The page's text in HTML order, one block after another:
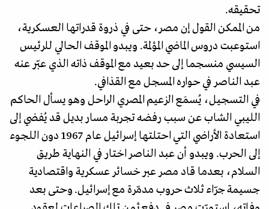
تحقيقه.
من الممكن القول إن مصر، حتى في ذروة قدراتها العسكرية،
استوعبت دروس الماضي المؤلمة. ويبدو الموقف الحالي للرئيس
السيسي منسجما إلى حد بعيد مع الموقف ذاته الذي عبّر عنه
عبد الناصر في حواره المسجل مع القذافي.
في التسجيل، يُسمَع الزعيم المصري الراحل وهو يسأل الحاكم
الليبي الشاب عن سبب رفضه تجربة مسار بديل قد يُفضي إلى
استعادة الأراضي التي احتلتها إسرائيل عام 1967 دون اللجوء
إلى الحرب. ويبدو أن عبد الناصر اختار في النهاية طريق
السلام، بعدما قاد مصر عبر خسائر عسكرية واقتصادية
جسيمة جرّاء ثلاث حروب مدمّرة مع إسرائيل. وحتى بعد